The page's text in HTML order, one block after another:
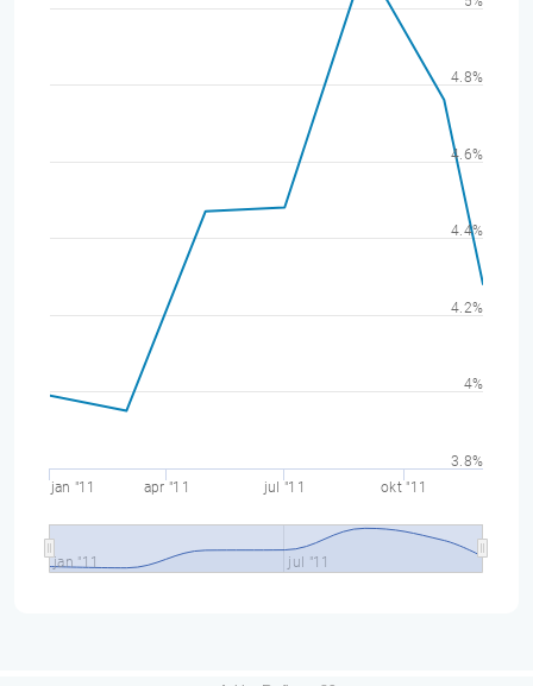
jan "11 apr "11 jul "11 okt "11
jan "11 jul "11
3.8%
4%
4.2%
4.4%
4.6%
4.8%